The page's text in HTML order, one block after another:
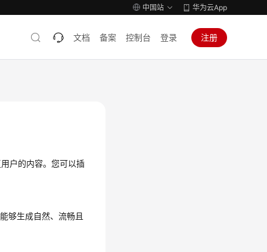
中国站 华为云App
文档 备案 控制台 登录 注册
户的内容。您可以插
够生成自然、流畅且